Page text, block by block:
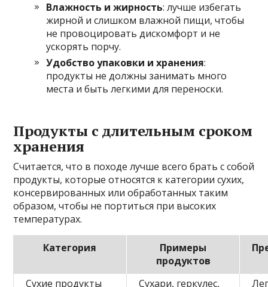
Влажность и жирность: лучше избегать
жирной и слишком влажной пищи, чтобы
не провоцировать дискомфорт и не
ускорять порчу.
Удобство упаковки и хранения:
продукты не должны занимать много
места и быть легкими для переноски.
Продукты с длительным сроком
хранения
Считается, что в походе лучше всего брать с собой
продукты, которые относятся к категории сухих,
консервированных или обработанных таким
образом, чтобы не портиться при высоких
температурах.
Категория
Примеры
продуктов
Сухие продукты Сухари, геркулес,